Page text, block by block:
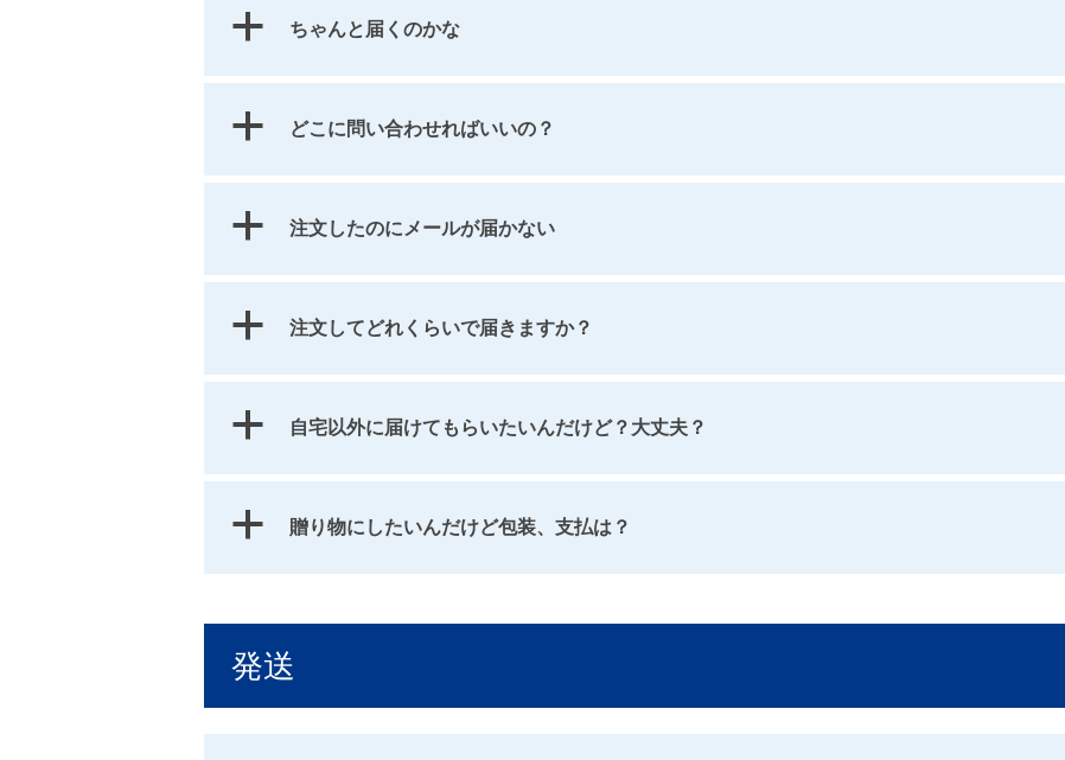
a ちゃんと届くのかな
a どこに問い合わせればいいの？
a 注文したのにメールが届かない
a 注文してどれくらいで届きますか？
a 自宅以外に届けてもらいたいんだけど？大丈夫？
a 贈り物にしたいんだけど包装、支払は？
発送